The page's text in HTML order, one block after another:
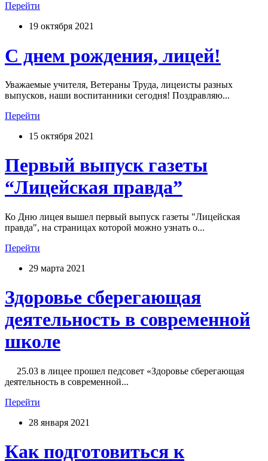
Перейти
19 октября 2021
С днем рождения, лицей!
Уважаемые учителя, Ветераны Труда, лицеисты разных
выпусков, наши воспитанники сегодня! Поздравляю...
Перейти
15 октября 2021
Первый выпуск газеты
“Лицейская правда”
Ко Дню лицея вышел первый выпуск газеты "Лицейская
правда", на страницах которой можно узнать о...
Перейти
29 марта 2021
Здоровье сберегающая
деятельность в современной
школе
25.03 в лицее прошел педсовет «Здоровье сберегающая
деятельность в современной...
Перейти
28 января 2021
Как подготовиться к